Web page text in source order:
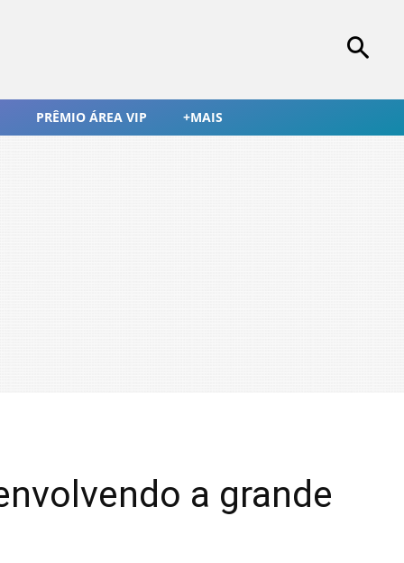
PRÊMIO ÁREA VIP +MAIS
a grande